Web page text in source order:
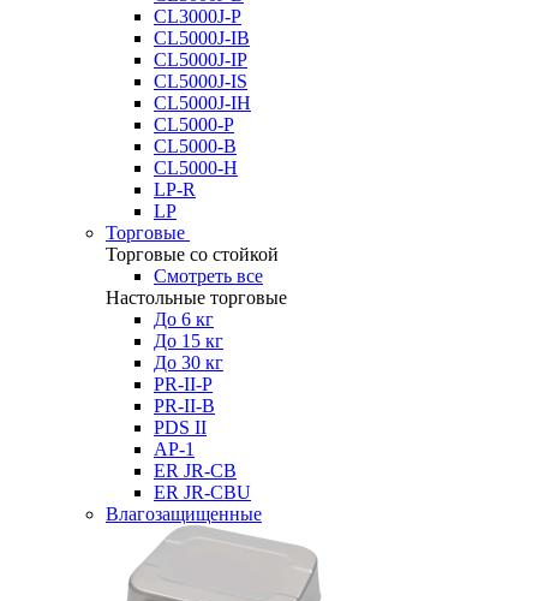
CL3000J-P
CL5000J-IB
CL5000J-IP
CL5000J-IS
CL5000J-IH
CL5000-P
CL5000-B
CL5000-H
LP-R
LP
Торговые
Торговые со стойкой
Смотреть все
Настольные торговые
До 6 кг
До 15 кг
До 30 кг
PR-II-P
PR-II-B
PDS II
AP-1
ER JR-CB
ER JR-CBU
Влагозащищенные